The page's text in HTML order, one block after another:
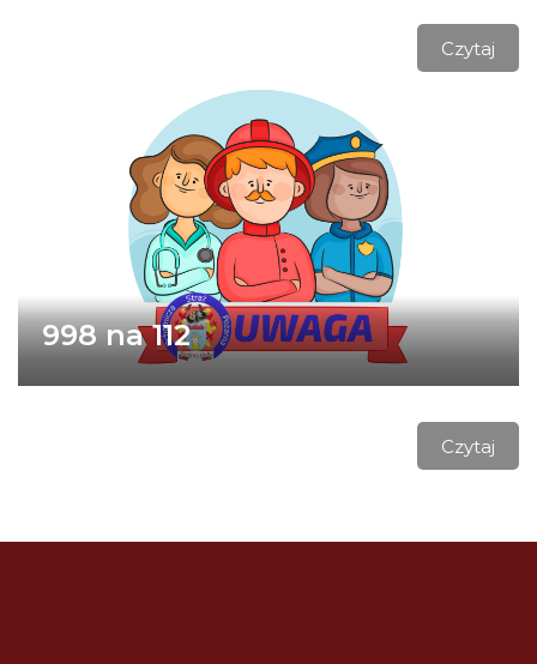
Czytaj
998 na 112
Czytaj